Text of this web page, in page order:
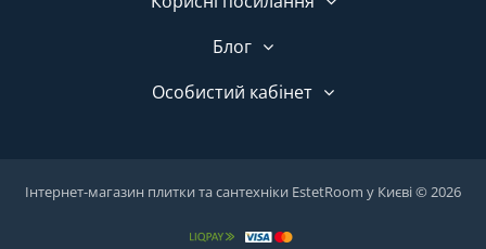
Блог
Особистий кабінет
Інтернет-магазин плитки та сантехніки EstetRoom у Києві © 2026